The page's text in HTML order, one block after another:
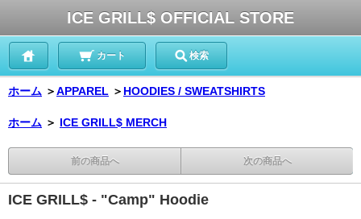
ICE GRILL$ OFFICIAL STORE
カート 検索
ホーム ＞APPAREL ＞ HOODIES / SWEATSHIRTS
ホーム ＞ ICE GRILL$ MERCH
前の商品へ 次の商品へ
ICE GRILL$ - "Camp" Hoodie